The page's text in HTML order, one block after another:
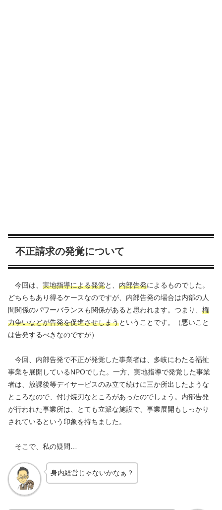
不正請求の発覚について
今回は、 実地指導による発覚と、 内部告発によるものでした。
どちらもあり得るケースなのですが、内部告発の場合は内部の人
間関係のパワーバランスも関係があると思われます。つまり、 権
力争いなどが告発を促進させしまうということです。（悪いこと
は告発するべきなのですが）
今回、内部告発で不正が発覚した事業者は、多岐にわたる福祉
事業を展開しているNPOでした。一方、実地指導で発覚した事業
者は、放課後等デイサービスのみ立て続けに三か所出したような
ところなので、付け焼刃なところがあったのでしょう。内部告発
が行われた事業所は、とても立派な施設で、事業展開もしっかり
されているという印象を持ちました。
そこで、私の疑問…
身内経営じゃないかなぁ？